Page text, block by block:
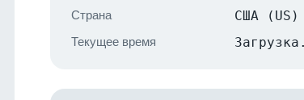
Страна США (US)
Текущее время